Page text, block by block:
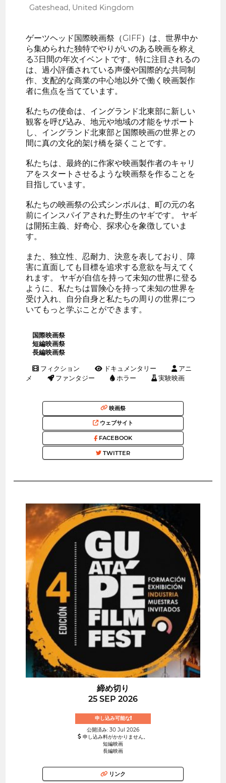
Gateshead, United Kingdom
ゲーツヘッド国際映画祭（GIFF）は、世界中か
ら集められた独特でやりがいのある映画を称え
る3日間の年次イベントです。特に注目されるの
は、過小評価されている声優や国際的な共同制
作、支配的な商業の中心地以外で働く映画製作
者に焦点を当てています。
私たちの使命は、イングランド北東部に新しい
観客を呼び込み、地元や地域の才能をサポート
し、イングランド北東部と国際映画の世界との
間に真の文化的架け橋を築くことです。
私たちは、最終的に作家や映画製作者のキャリ
アをスタートさせるような映画祭を作ることを
目指しています。
私たちの映画祭の公式シンボルは、町の元の名
前にインスパイアされた野生のヤギです。 ヤギ
は開拓主義、好奇心、探求心を象徴していま
す。
また、独立性、忍耐力、決意を表しており、障
害に直面しても目標を追求する意欲を与えてく
れます。 ヤギが自信を持って未知の世界に登る
ように、私たちは冒険心を持って未知の世界を
受け入れ、自分自身と私たちの周りの世界につ
いてもっと学ぶことができます。
国際映画祭
短編映画祭
長編映画祭
フィクション ドキュメンタリー
アニ
メ
ファンタジー ホラー 実験映画
映画祭
ウェブサイト
FACEBOOK
TWITTER
締め切り
25 SEP 2026
申し込み可能な!
公開済み: 30 Jul 2026
申し込み料がかかりません。
短編映画
長編映画
リンク